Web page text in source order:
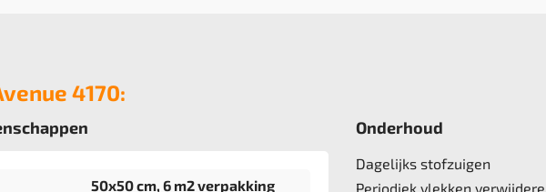
4170:
50x50 cm, 6 m2 verpakking
Onderhoud
Dagelijks stofzuigen
Periodiek vlekken